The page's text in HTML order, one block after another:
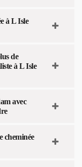
à L Isle
de
à L Isle
avec
cheminée